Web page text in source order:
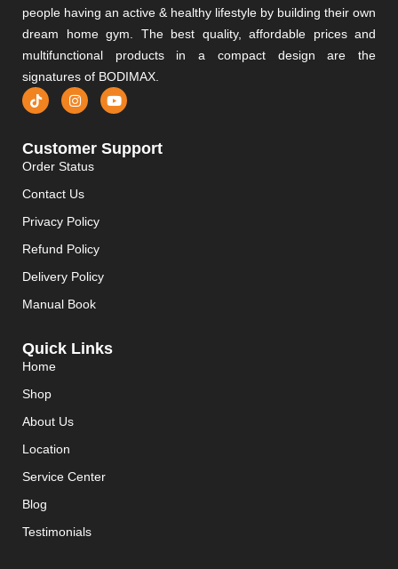
people having an active & healthy lifestyle by building their own
dream home gym. The best quality, affordable prices and
multifunctional products in a compact design are the
signatures of BODIMAX.
Customer Support
Order Status
Contact Us
Privacy Policy
Refund Policy
Delivery Policy
Manual Book
Quick Links
Home
Shop
About Us
Location
Service Center
Blog
Testimonials